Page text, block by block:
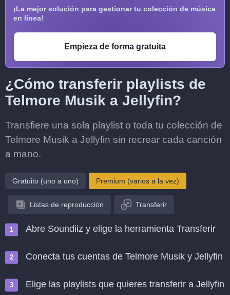
¡La mejor solución para gestionar tu colección de música
en línea!
Empieza de forma gratuita
¿Cómo transferir playlists de
Telmore Musik a Jellyfin?
Transfiere una sola playlist o toda tu colección de
Telmore Musik a Jellyfin sin recrear cada canción
a mano.
Gratuito (uno a uno) Premium (varios a la vez)
Listas de reproducción Transferir
Abre Soundiiz y elige la herramienta Transferir
Conecta tus cuentas de Telmore Musik y Jellyfin
Elige las playlists que quieres transferir a Jellyfin